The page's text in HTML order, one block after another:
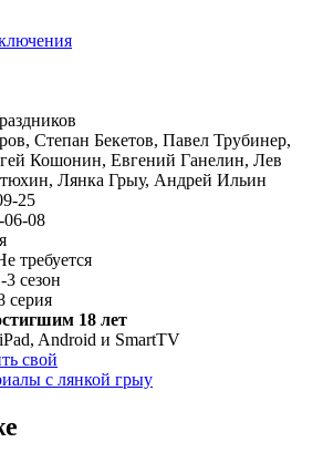
Степан Бекетов, Павел Трубинер,
Кошонин, Евгений Ганелин, Лев
Лянка Грыу, Андрей Ильин
25
06-08
требуется
3 сезон
серия
18 лет
Android и SmartTV
свой
с лянкой грыу